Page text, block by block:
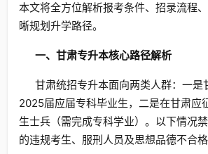
本文将全方位解析报考条件、招录流程
晰规划升学路径。
一、甘肃专升本核心路径解析
甘肃统招专升本面向两类人群：一是
2025届应届专科毕业生，二是在甘肃应
生士兵（需完成专科学业）。以下情况
的违规考生、服刑人员及思想品德不合格